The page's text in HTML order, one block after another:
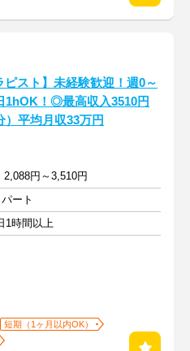
ピスト】未経験歓迎！週0～
1hOK！◎最高収入3510円
）平均月収33万円
2,088円～3,510円
ート
1時間以上
短期（1ヶ月以内OK）